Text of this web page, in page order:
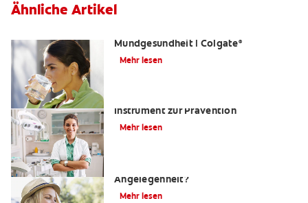
Ähnliche Artikel
Mundgesundheit | Colgate®
Mehr lesen
Instrument zur Prävention
Mehr lesen
Angelegenheit?
Mehr lesen